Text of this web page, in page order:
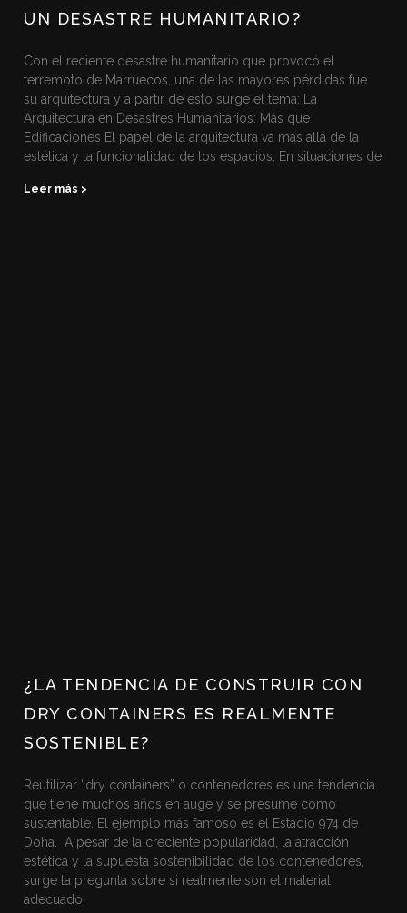
UN DESASTRE HUMANITARIO?
Con el reciente desastre humanitario que provocó el
terremoto de Marruecos, una de las mayores pérdidas fue
su arquitectura y a partir de esto surge el tema: La
Arquitectura en Desastres Humanitarios: Más que
Edificaciones El papel de la arquitectura va más allá de la
estética y la funcionalidad de los espacios. En situaciones de
Leer más >
¿LA TENDENCIA DE CONSTRUIR CON
DRY CONTAINERS ES REALMENTE
SOSTENIBLE?
Reutilizar “dry containers” o contenedores es una tendencia
que tiene muchos años en auge y se presume como
sustentable. El ejemplo más famoso es el Estadio 974 de
Doha. A pesar de la creciente popularidad, la atracción
estética y la supuesta sostenibilidad de los contenedores,
surge la pregunta sobre si realmente son el material
adecuado